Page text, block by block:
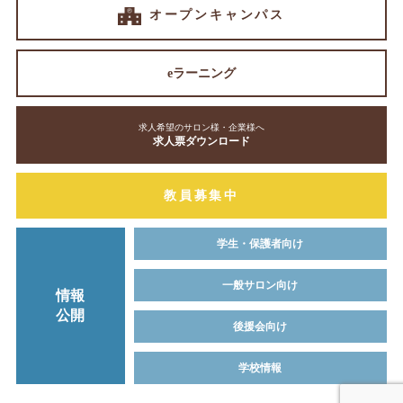
オープンキャンパス
eラーニング
求人希望のサロン様・企業様へ
求人票ダウンロード
教員募集中
情報
公開
学生・保護者向け
一般サロン向け
後援会向け
学校情報